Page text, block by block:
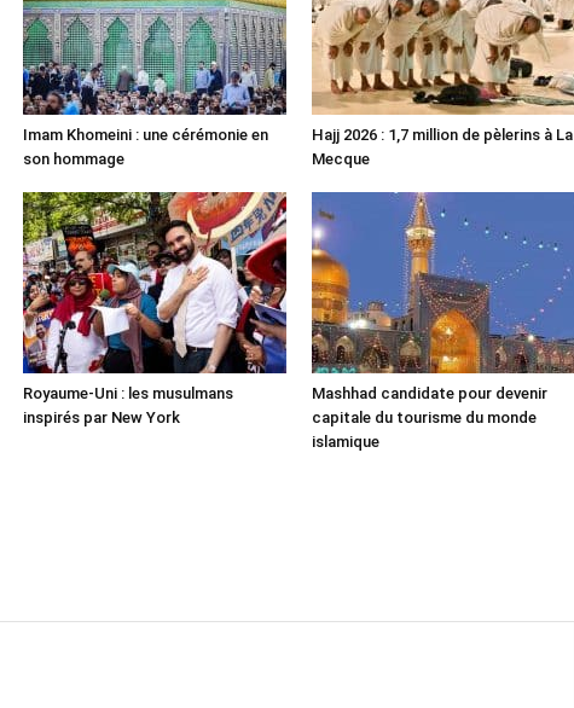
Imam Khomeini : une cérémonie en
son hommage
Hajj 2026 : 1,7 million de pèlerins à La
Mecque
Royaume-Uni : les musulmans
inspirés par New York
Mashhad candidate pour devenir
capitale du tourisme du monde
islamique